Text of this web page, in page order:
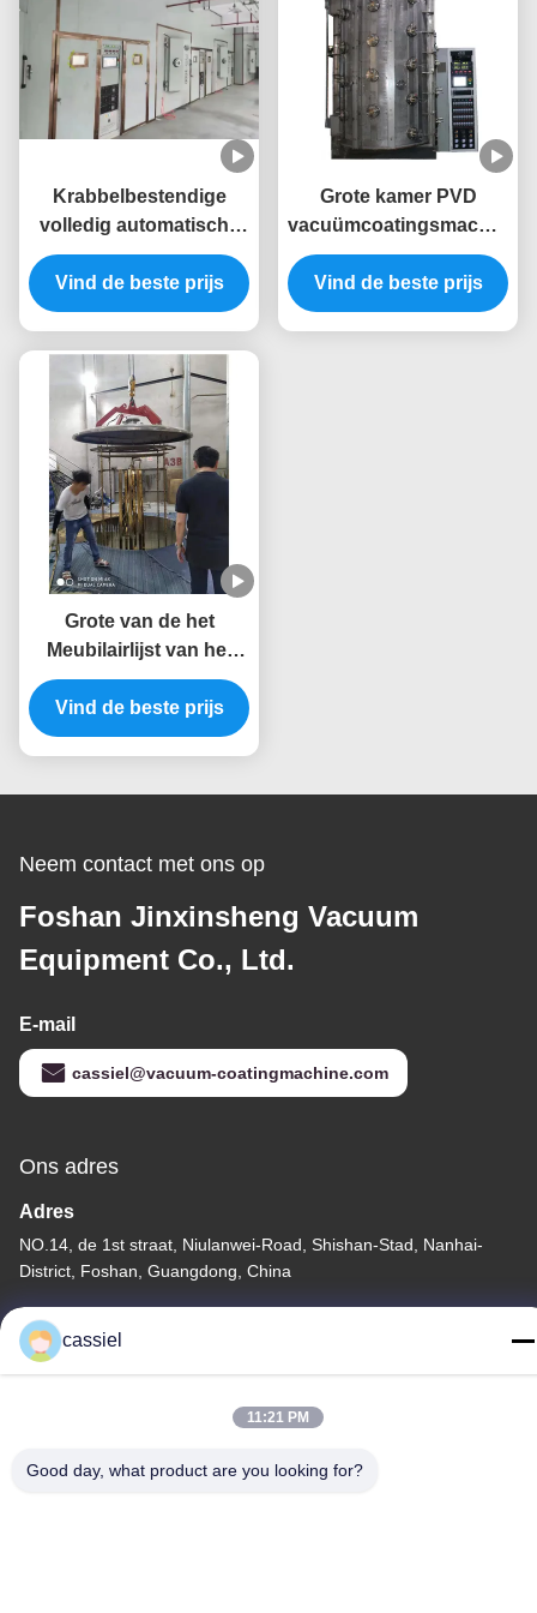
Krabbelbestendige
volledig automatische
PVD-coatingsmachine
met roestvrijstalen
kamer voor
Vind de beste prijs
Grote kamer PVD
vacuümcoatingsmachine
met volledige
automatische besturing
voor op maat gemaakte
Vind de beste prijs
Grote van de het
Meubilairlijst van het
Capaciteitsroestvrije
staal Gouden PVD de
Vacuümdeklaagmachine
Vind de beste prijs
Neem contact met ons op
Foshan Jinxinsheng Vacuum
Equipment Co., Ltd.
E-mail
cassiel@vacuum-coatingmachine.com
Ons adres
Adres
NO.14, de 1st straat, Niulanwei-Road, Shishan-Stad, Nanhai-
District, Foshan, Guangdong, China
Telefoon
86-139-2915-0962
cassiel
11:21 PM
Good day, what product are you looking for?